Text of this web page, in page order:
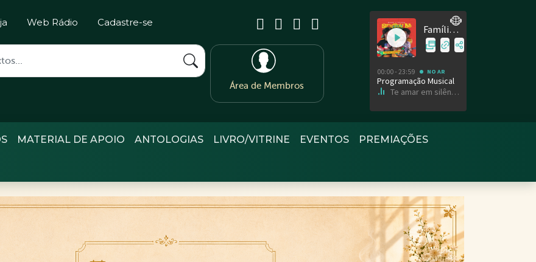
Web Rádio Cadastre-se
Área de Membros
MATERIAL DE APOIO ANTOLOGIAS LIVRO/VITRINE EVENTOS PREMIAÇÕES